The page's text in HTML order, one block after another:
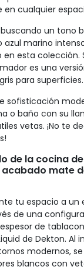
cualquier
un tono
azul marino
esta colección.
es una
para superficies.
sofisticación
o baño con su
vetas. ¡No te
de la cocina
acabado mate
tu espacio a un
de una
de
de Dekton. Al
modernos,
blancos con